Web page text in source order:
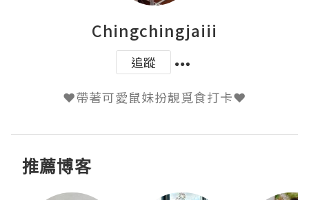
Chingchingjaiii
追蹤
推薦博客